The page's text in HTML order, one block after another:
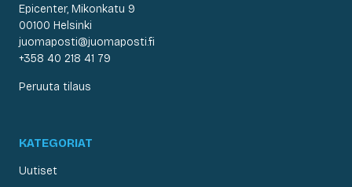
Epicenter, Mikonkatu 9
00100 Helsinki
juomaposti@juomaposti.fi
+358 40 218 41 79
Peruuta tilaus
KATEGORIAT
Uutiset